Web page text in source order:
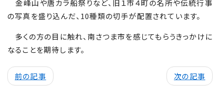
金峰山や唐カラ船祭りなど、旧１市４町の名所や伝統行事
の写真を盛り込んだ、 10種類の切手が配置されています。
多くの方の目に触れ、南さつま市を感じてもらうきっかけに
なることを期待します。
前の記事 次の記事